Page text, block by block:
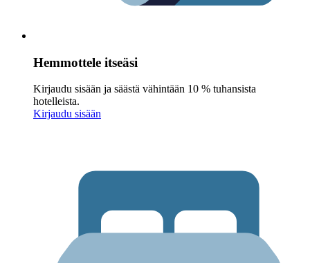
Hemmottele itseäsi
Kirjaudu sisään ja säästä vähintään 10 % tuhansista
hotelleista.
Kirjaudu sisään